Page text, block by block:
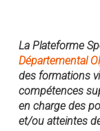
La Plateforme
Départemental
des formations
compétences
en charge des
et/ou atteintes